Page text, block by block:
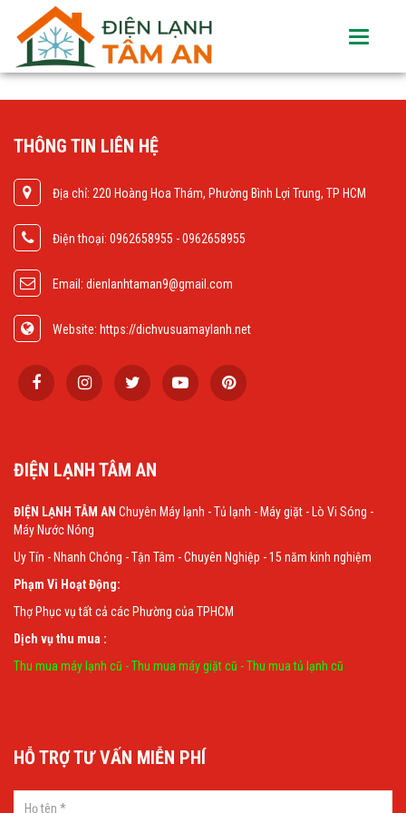
Toggle
THÔNG TIN LIÊN HỆ
Địa chỉ: 220 Hoàng Hoa Thám, Phường Bình Lợi Trung, TP HCM
Điện thoại: 0962658955 - 0962658955
Email: dienlanhtaman9@gmail.com
Website: https://dichvusuamaylanh.net
ĐIỆN LẠNH TÂM AN
ĐIỆN LẠNH TÂM AN Chuyên Máy lạnh - Tủ lạnh - Máy giặt - Lò Vi Sóng -
Máy Nước Nóng
Uy Tín - Nhanh Chóng - Tận Tâm - Chuyên Nghiệp - 15 năm kinh nghiệm
Phạm Vi Hoạt Động:
Thợ Phục vụ tất cả các Phường của TPHCM
Dịch vụ thu mua :
Thu mua máy lạnh cũ -Thu mua máy giặt cũ -Thu mua tủ lạnh cũ
HỖ TRỢ TƯ VẤN MIỄN PHÍ